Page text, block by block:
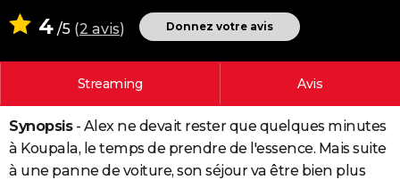
Destinations
City break
Voyage nature
Voyage de noces
Forum
Climat
+
PHOTO
CARTE DE VOEUX
Carte Bonne année
Carte Saint-Valentin
Carte Pâques
Carte d'anniversaire
DICTIONNAIRE
4 /5 (2 avis) Donnez votre avis
Streaming Avis
Synopsis- Alex ne devait rester que quelques minutes
à Koupala, le temps de prendre de l'essence. Mais suite
à une panne de voiture, son séjour va être bien plus